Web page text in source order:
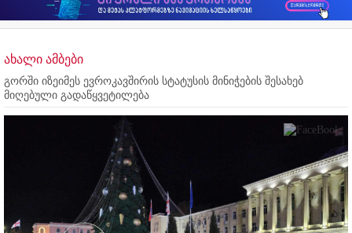
ახალი ამბები
გორში იზეიმეს ევროკავშირის სტატუსის მინიჭების შესახებ
მიღებული გადაწყვეტილება